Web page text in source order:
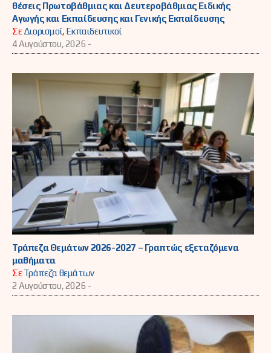
θέσεις Πρωτοβάθμιας και Δευτεροβάθμιας Ειδικής
Αγωγής και Εκπαίδευσης και Γενικής Εκπαίδευσης
ΣεΔιορισμοί, Εκπαιδευτικοί
4 Αυγούστου, 2026 -
Τράπεζα Θεμάτων 2026-2027 – Γραπτώς εξεταζόμενα
μαθήματα
ΣεΤράπεζα θεμάτων
2 Αυγούστου, 2026 -